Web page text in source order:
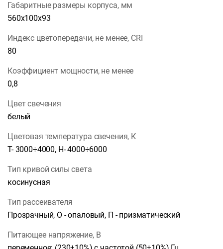
Габаритные размеры корпуса, мм
560х100х93
Индекс цветопередачи, не менее, CRI
80
Коэффициент мощности, не менее
0,8
Цвет свечения
белый
Цветовая температура свечения, К
Т- 3000÷4000, Н- 4000÷6000
Тип кривой силы света
косинусная
Тип рассеивателя
Прозрачный, О - опаловый, П - призматический
Питающее напряжение, В